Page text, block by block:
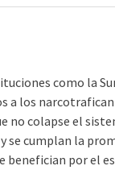
como la
a los
no colapse el
cumplan la
benefician por el